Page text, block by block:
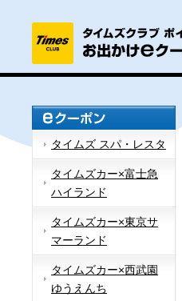
タイムズ スパ・レスタ
タイムズカー×富士急
ハイランド
タイムズカー×東京サ
マーランド
タイムズカー×西武園
ゆうえんち